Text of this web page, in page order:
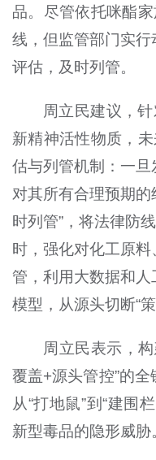
品。尽管依托咪酯
线，但监管部门实
评估，及时列管。
周立民建议，
新精神活性物质，
估与列管机制：一
对其所有合理预期的
时列管”，将法律防
时，强化对化工原
管，利用大数据和
模型，从源头切断“
周立民表示，
覆盖+源头管控”的
从“打地鼠”到“建围
新型毒品的隐形威胁